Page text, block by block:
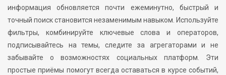
информация обновляется почти ежеминутно, быстрый и
точный поиск становится незаменимым навыком. Используйте
фильтры, комбинируйте ключевые слова и операторов,
подписывайтесь на темы, следите за агрегаторами и не
забывайте о возможностях социальных платформ. Эти
простые приёмы помогут всегда оставаться в курсе событий,